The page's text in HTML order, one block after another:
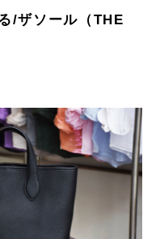
/ザソール（THE